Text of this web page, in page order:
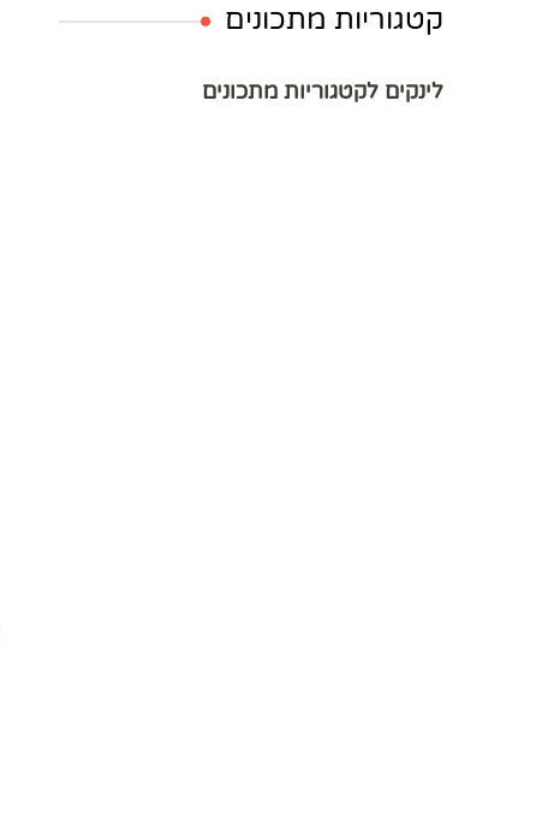
קטגוריות מתכונים
לינקים לקטגוריות מתכונים